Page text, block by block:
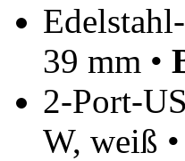
39 mm •
2-Port-
W, weiß •